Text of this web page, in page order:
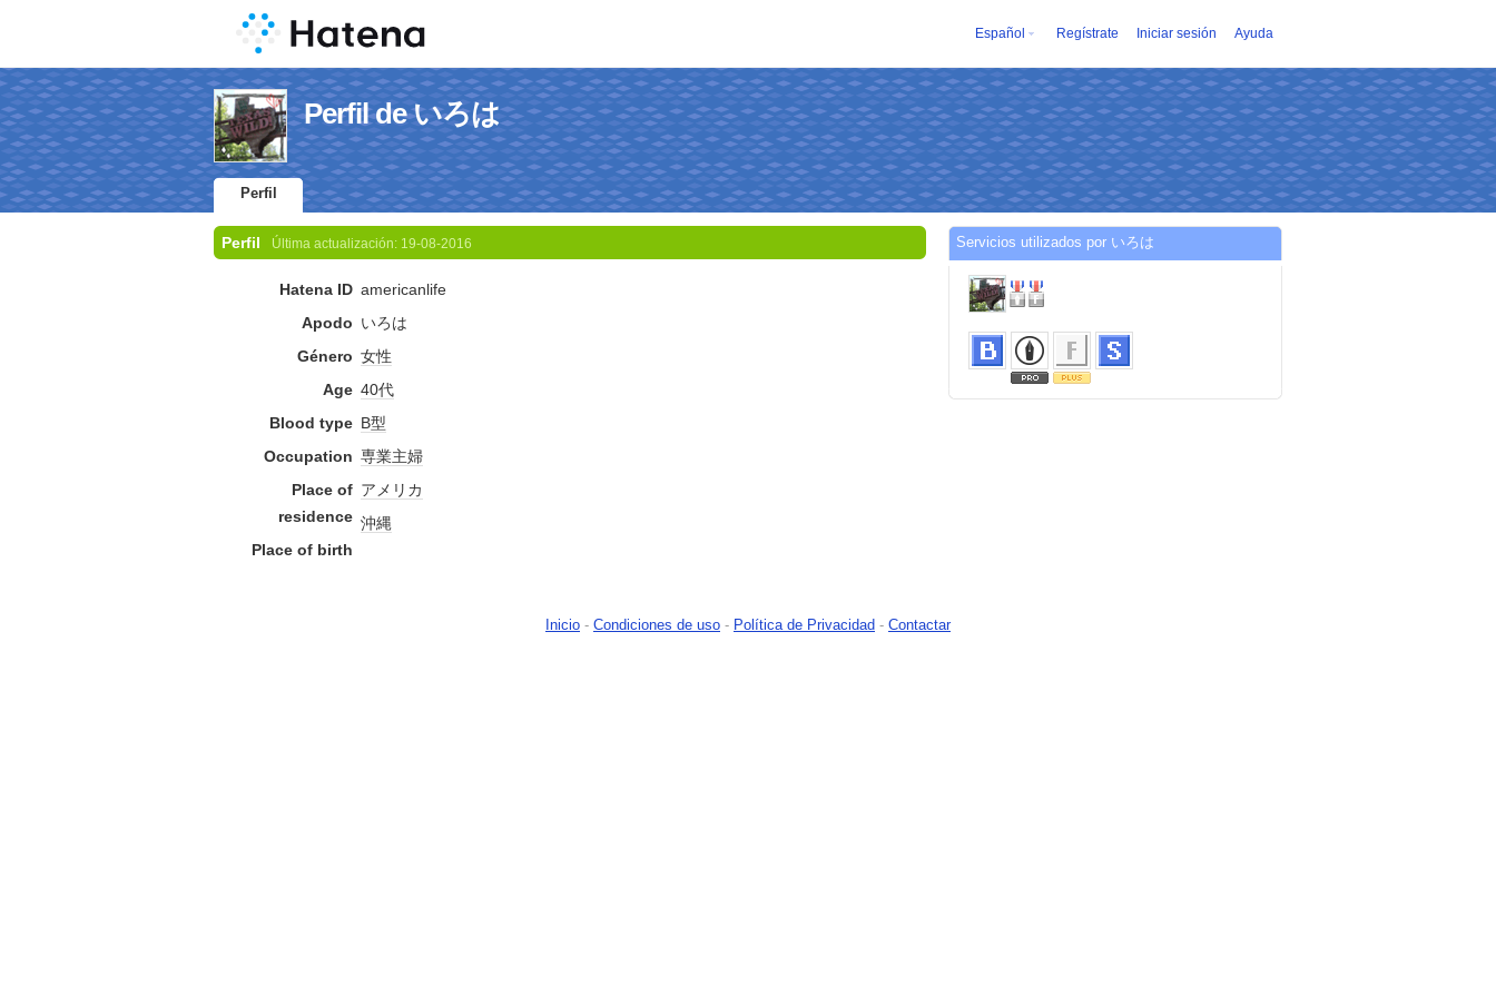
Español Regístrate Iniciar sesión Ayuda
Perfil de いろは
Perfil
Perfil Última actualización: 19-08-2016
Hatena ID americanlife
Apodo いろは
Género 女性
Age 40代
Blood type B型
Occupation 専業主婦
Place of
residence
アメリカ
Place of birth
沖縄
Servicios utilizados por いろは
Inicio - Condiciones de uso - Política de Privacidad - Contactar